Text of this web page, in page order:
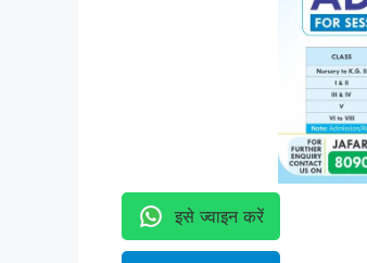
इसे ज्वाइन करें